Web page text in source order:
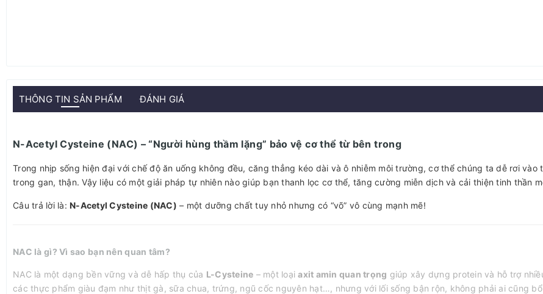
THÔNG TIN SẢN PHẨM ĐÁNH GIÁ
N-Acetyl Cysteine (NAC) – “Người hùng thầm lặng” bảo vệ cơ thể từ bên trong
Trong nhịp sống hiện đại với chế độ ăn uống không đều, căng thẳng kéo dài và ô nhiễm môi trường, cơ thể chúng ta dễ rơi
trong gan, thận. Vậy liệu có một giải pháp tự nhiên nào giúp bạn thanh lọc cơ thể, tăng cường miễn dịch và cải thiện tinh thần
Câu trả lời là: N-Acetyl Cysteine (NAC) – một dưỡng chất tuy nhỏ nhưng có “võ” vô cùng mạnh mẽ!
NAC là gì? Vì sao bạn nên quan tâm?
NAC là một dạng bền vững và dễ hấp thụ của L-Cysteine – một loạiaxit amin quan trọng giúp xây dựng protein và hỗ trợ
các thực phẩm giàu đạm như thịt gà, sữa chua, trứng, ngũ cốc nguyên hạt…, nhưng với lối sống bận rộn, không phải ai cũng